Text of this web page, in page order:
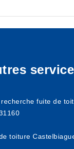
fuite de
toiture